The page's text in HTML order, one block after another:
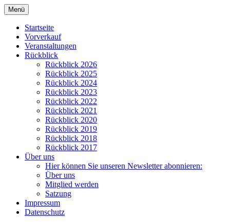
Zum
Inhalt
springen
Kulturverein Papenteich e.V.
Menü
Startseite
Vorverkauf
Veranstaltungen
Rückblick
Rückblick 2026
Rückblick 2025
Rückblick 2024
Rückblick 2023
Rückblick 2022
Rückblick 2021
Rückblick 2020
Rückblick 2019
Rückblick 2018
Rückblick 2017
Über uns
Hier können Sie unseren Newsletter abonnieren:
Über uns
Mitglied werden
Satzung
Impressum
Datenschutz